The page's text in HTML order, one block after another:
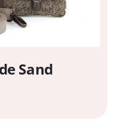
Sand